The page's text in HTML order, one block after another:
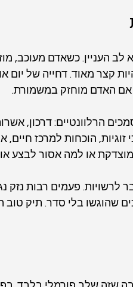
לב העניין. כשאדם מעוכב,
קצר מאוד. דחייה של יום
אם האדם מוחזק במשמורת.
הרלוונטיים: דרכון,
הוכחות למרכז חיים,
או למה אסור לבצע
לרשויות. פעמים רבות נזק
שהוגשו בלי סדר. תיק טוב